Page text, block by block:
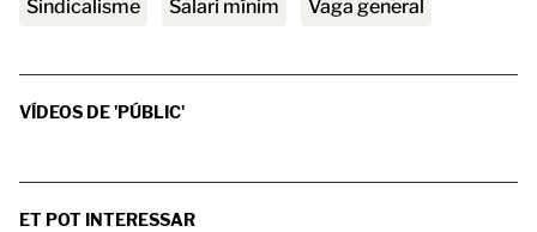
sindicalisme salari mínim Vaga general
VÍDEOS DE 'PÚBLIC'
ET POT INTERESSAR